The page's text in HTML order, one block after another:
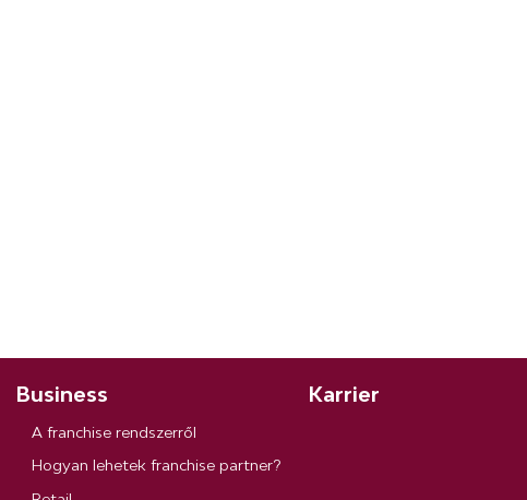
Business
A franchise rendszerről
Hogyan lehetek franchise partner?
Karrier